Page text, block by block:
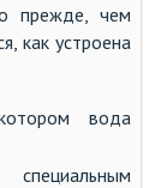
прежде, чем
как устроена
вода